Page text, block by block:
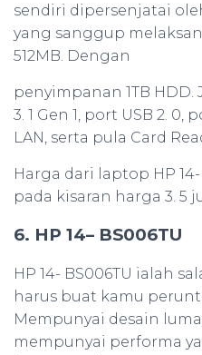
sendiri dipersenjatai
yang sanggup
512MB. Dengan
penyimpanan 1TB
3. 1 Gen 1, port USB 2.
LAN, serta pula Card
Harga dari laptop HP
pada kisaran harga 3. 5
6. HP 14– BS006TU
HP 14- BS006TU ialah
harus buat kamu
Mempunyai desain
mempunyai performa